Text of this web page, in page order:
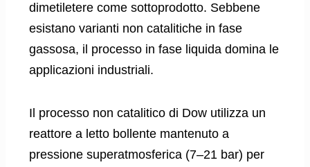
dimetiletere come sottoprodotto. Sebbene
esistano varianti non catalitiche in fase
gassosa, il processo in fase liquida domina le
applicazioni industriali.
Il processo non catalitico di Dow utilizza un
reattore a letto bollente mantenuto a
pressione superatmosferica (7–21 bar) per